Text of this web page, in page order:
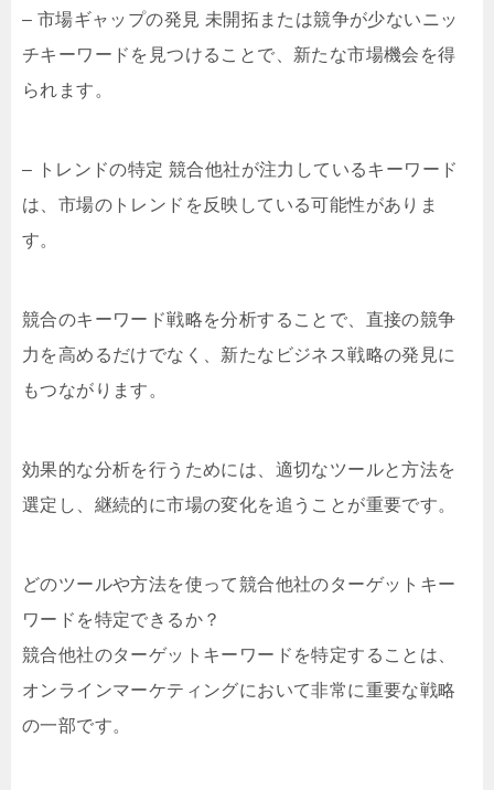
– 市場ギャップの発見 未開拓または競争が少ないニッ
チキーワードを見つけることで、新たな市場機会を得
られます。
– トレンドの特定 競合他社が注力しているキーワード
は、市場のトレンドを反映している可能性がありま
す。
競合のキーワード戦略を分析することで、直接の競争
力を高めるだけでなく、新たなビジネス戦略の発見に
もつながります。
効果的な分析を行うためには、適切なツールと方法を
選定し、継続的に市場の変化を追うことが重要です。
どのツールや方法を使って競合他社のターゲットキー
ワードを特定できるか？
競合他社のターゲットキーワードを特定することは、
オンラインマーケティングにおいて非常に重要な戦略
の一部です。